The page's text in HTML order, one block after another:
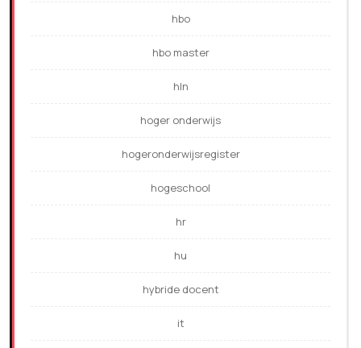
hbo
hbo master
hln
hoger onderwijs
hogeronderwijsregister
hogeschool
hr
hu
hybride docent
it